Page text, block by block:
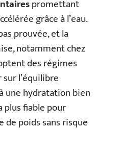
promettant
grâce à l’eau.
prouvée, et la
notamment chez
des régimes
l’équilibre
une hydratation bien
plus fiable pour
de poids sans risque